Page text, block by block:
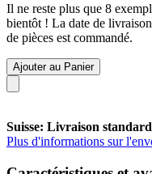
Il ne reste plus que 8
bientôt ! La date de
de pièces est commandé.
Ajouter au Panier
Suisse: Livraison
Plus d'informations sur